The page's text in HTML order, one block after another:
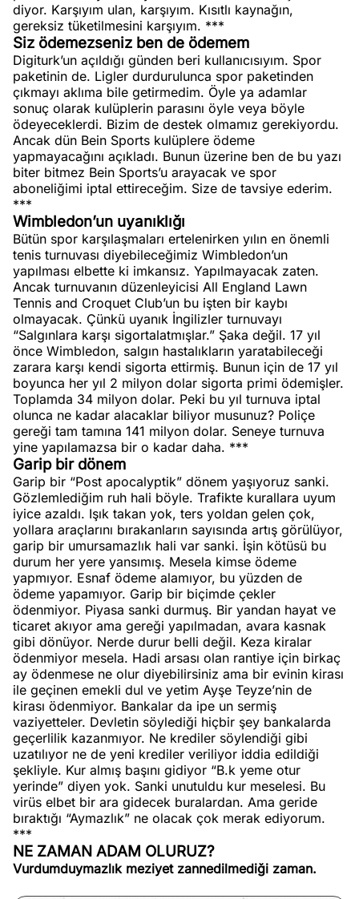
diyor. Karşıyım ulan, karşıyım. Kısıtlı kaynağın,
gereksiz tüketilmesini karşıyım. ***
Siz ödemezseniz ben de ödemem
Digiturk’un açıldığı günden beri kullanıcısıyım. Spor
paketinin de. Ligler durdurulunca spor paketinden
çıkmayı aklıma bile getirmedim. Öyle ya adamlar
sonuç olarak kulüplerin parasını öyle veya böyle
ödeyeceklerdi. Bizim de destek olmamız gerekiyordu.
Ancak dün Bein Sports kulüplere ödeme
yapmayacağını açıkladı. Bunun üzerine ben de bu yazı
biter bitmez Bein Sports’u arayacak ve spor
aboneliğimi iptal ettireceğim. Size de tavsiye ederim.
***
Wimbledon’un uyanıklığı
Bütün spor karşılaşmaları ertelenirken yılın en önemli
tenis turnuvası diyebileceğimiz Wimbledon’un
yapılması elbette ki imkansız. Yapılmayacak zaten.
Ancak turnuvanın düzenleyicisi All England Lawn
Tennis and Croquet Club’un bu işten bir kaybı
olmayacak. Çünkü uyanık İngilizler turnuvayı
“Salgınlara karşı sigortalatmışlar.” Şaka değil. 17 yıl
önce Wimbledon, salgın hastalıkların yaratabileceği
zarara karşı kendi sigorta ettirmiş. Bunun için de 17 yıl
boyunca her yıl 2 milyon dolar sigorta primi ödemişler.
Toplamda 34 milyon dolar. Peki bu yıl turnuva iptal
olunca ne kadar alacaklar biliyor musunuz? Poliçe
gereği tam tamına 141 milyon dolar. Seneye turnuva
yine yapılamazsa bir o kadar daha. ***
Garip bir dönem
Garip bir “Post apocalyptik” dönem yaşıyoruz sanki.
Gözlemlediğim ruh hali böyle. Trafikte kurallara uyum
iyice azaldı. Işık takan yok, ters yoldan gelen çok,
yollara araçlarını bırakanların sayısında artış görülüyor,
garip bir umursamazlık hali var sanki. İşin kötüsü bu
durum her yere yansımış. Mesela kimse ödeme
yapmıyor. Esnaf ödeme alamıyor, bu yüzden de
ödeme yapamıyor. Garip bir biçimde çekler
ödenmiyor. Piyasa sanki durmuş. Bir yandan hayat ve
ticaret akıyor ama gereği yapılmadan, avara kasnak
gibi dönüyor. Nerde durur belli değil. Keza kiralar
ödenmiyor mesela. Hadi arsası olan rantiye için birkaç
ay ödenmese ne olur diyebilirsiniz ama bir evinin kirası
ile geçinen emekli dul ve yetim Ayşe Teyze’nin de
kirası ödenmiyor. Bankalar da ipe un sermiş
vaziyetteler. Devletin söylediği hiçbir şey bankalarda
geçerlilik kazanmıyor. Ne krediler söylendiği gibi
uzatılıyor ne de yeni krediler veriliyor iddia edildiği
şekliyle. Kur almış başını gidiyor “B.k yeme otur
yerinde” diyen yok. Sanki unutuldu kur meselesi. Bu
virüs elbet bir ara gidecek buralardan. Ama geride
bıraktığı “Aymazlık” ne olacak çok merak ediyorum.
***
NE ZAMAN ADAM OLURUZ?
Vurdumduymazlık meziyet zannedilmediği zaman.